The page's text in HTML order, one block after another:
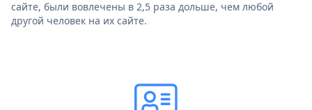
сайте, были вовлечены в 2,5 раза дольше, чем любой
другой человек на их сайте.